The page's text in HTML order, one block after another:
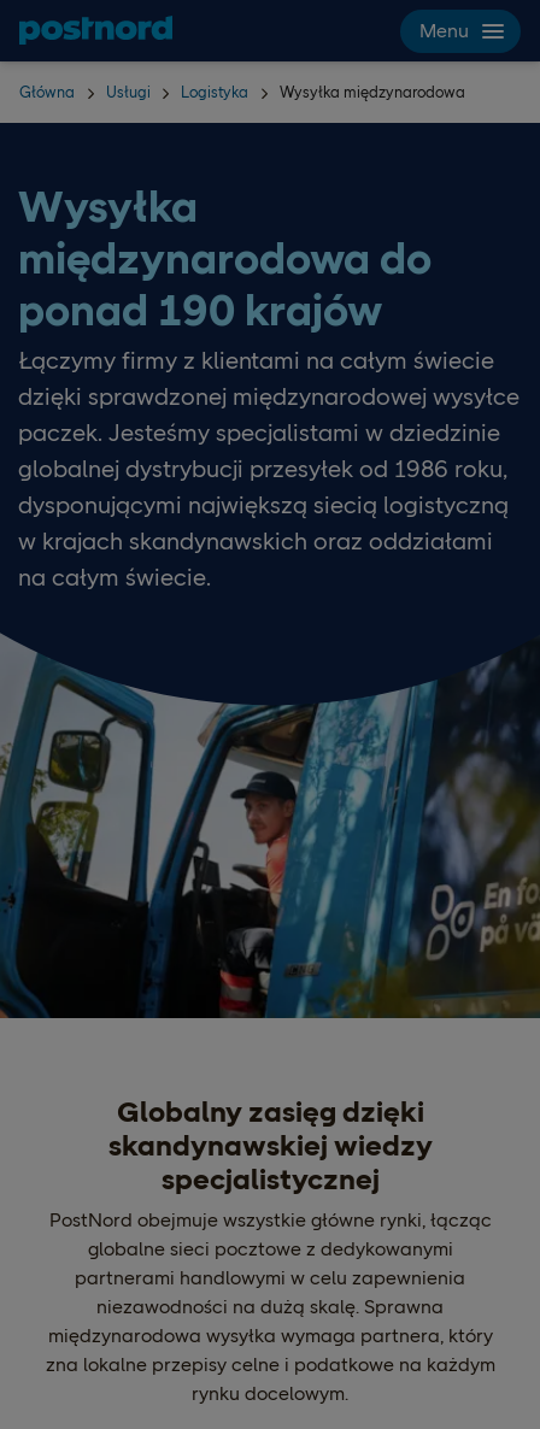
Hoppa över navigering och sök
Menu
Główna Usługi Logistyka Wysyłka międzynarodowa
Wysyłka
międzynarodowa do
ponad 190 krajów
Łączymy firmy z klientami na całym świecie
dzięki sprawdzonej międzynarodowej wysyłce
paczek. Jesteśmy specjalistami w dziedzinie
globalnej dystrybucji przesyłek od 1986 roku,
dysponującymi największą siecią logistyczną
w krajach skandynawskich oraz oddziałami
na całym świecie.
Globalny zasięg dzięki
skandynawskiej wiedzy
specjalistycznej
PostNord obejmuje wszystkie główne rynki, łącząc
globalne sieci pocztowe z dedykowanymi
partnerami handlowymi w celu zapewnienia
niezawodności na dużą skalę. Sprawna
międzynarodowa wysyłka wymaga partnera, który
zna lokalne przepisy celne i podatkowe na każdym
rynku docelowym.